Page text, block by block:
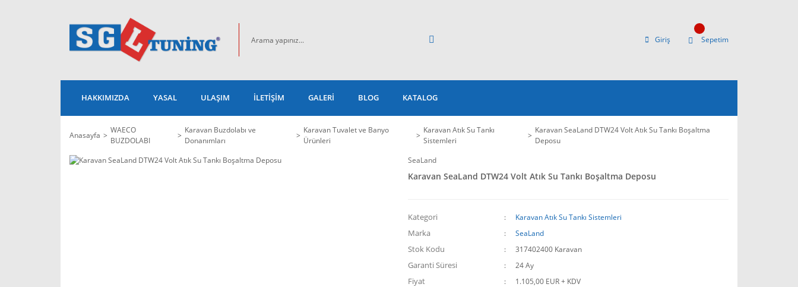
Giriş Sepetim
HAKKIMIZDA YASAL ULAŞIM İLETİŞİM GALERİ BLOG KATALOG
Anasayfa
WAECO
BUZDOLABI
Karavan Buzdolabı ve
Donanımları
Karavan Tuvalet ve Banyo
Ürünleri
Karavan Atık Su Tankı
Sistemleri
Karavan SeaLand DTW24 Volt Atık Su Tankı Boşaltma
Deposu
SeaLand
Karavan SeaLand DTW24 Volt Atık Su Tankı Boşaltma Deposu
Kategori Karavan Atık Su Tankı Sistemleri
Marka SeaLand
Stok Kodu 317402400 Karavan
Garanti Süresi 24 Ay
Fiyat 1.105,00 EUR + KDV